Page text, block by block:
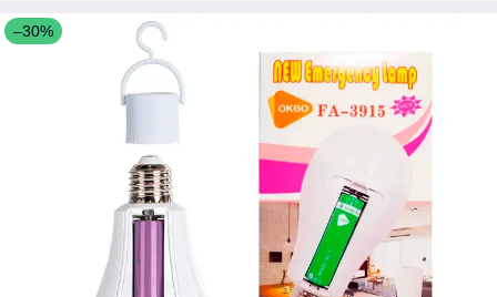
–30%